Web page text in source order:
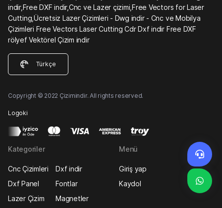
indir,Free DXF indir,Cnc ve Lazer çizimi,Free Vectors for Laser
Cutting,Ücretsiz Lazer Çizimleri - Dwg indir - Cnc ve Mobilya
Çizimleri Free Vectors Laser Cutting Cdr Dxf indir Free DXF
rölyef Vektörel Çizim indir
Türkçe
Copyright © 2022 Çizimindir. All rights reserved.
Logoki
Kategoriler
Cnc Çizimleri
Dxf indir
Dxf Panel
Fontlar
Lazer Çizim
Magnetler
Menü
Giriş yap
Kaydol